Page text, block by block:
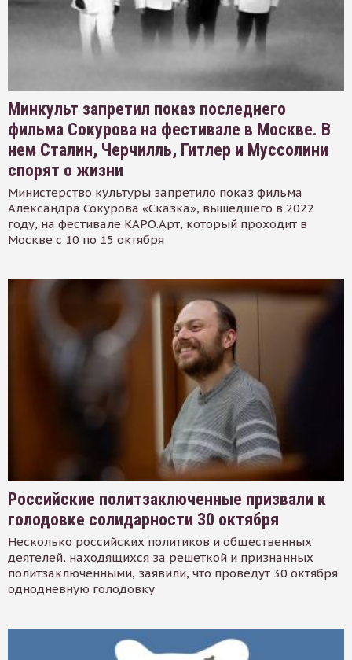
Минкульт запретил показ последнего
фильма Сокурова на фестивале в Москве. В
нем Сталин, Черчилль, Гитлер и Муссолини
спорят о жизни
Министерство культуры запретило показ фильма
Александра Сокурова «Сказка», вышедшего в 2022
году, на фестивале КАРО.Арт, который проходит в
Москве с 10 по 15 октября
Российские политзаключенные призвали к
голодовке солидарности 30 октября
Несколько российских политиков и общественных
деятелей, находящихся за решеткой и признанных
политзаключенными, заявили, что проведут 30 октября
однодневную голодовку